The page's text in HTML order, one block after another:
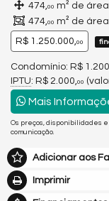
474,00 m² de
474,00 m² de
R$ 1.250.000,00
Condomínio: R$ 1.200,
IPTU: R$ 2.000, 00
Mais
Os preços, disponibilidades
comunicação.
Adicionar aos
Imprimir